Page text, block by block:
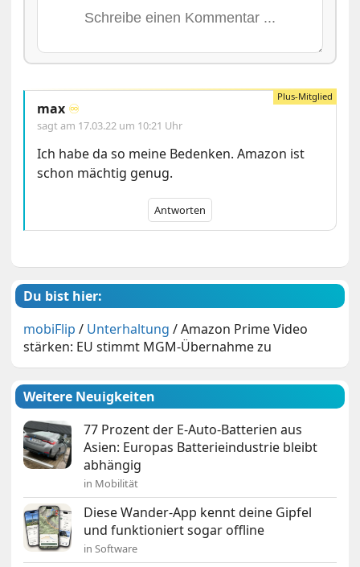
max ♾️
sagt am 17.03.22 um 10:21 Uhr
Ich habe da so meine Bedenken. Amazon ist
schon mächtig genug.
Antworten
Du bist hier:
mobiFlip / Unterhaltung /Amazon Prime Video
stärken: EU stimmt MGM-Übernahme zu
Weitere Neuigkeiten
77 Prozent der E-Auto-Batterien aus
Asien: Europas Batterieindustrie bleibt
abhängig
in Mobilität
Diese Wander-App kennt deine Gipfel
und funktioniert sogar offline
in Software